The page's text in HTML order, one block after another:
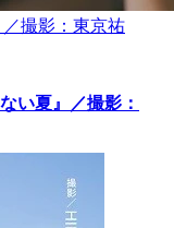
撮影：東京祐
い夏』／撮影：